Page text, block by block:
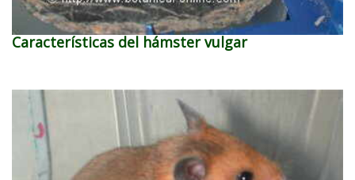
Características del hámster vulgar